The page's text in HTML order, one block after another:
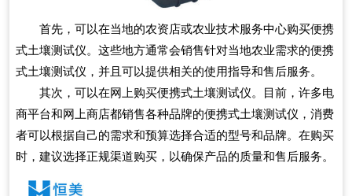
首先，可以在当地的农资店或农业技术服务中心购买便携
式土壤测试仪。这些地方通常会销售针对当地农业需求的便携
式土壤测试仪，并且可以提供相关的使用指导和售后服务。
其次，可以在网上购买便携式土壤测试仪。目前，许多电
商平台和网上商店都销售各种品牌的便携式土壤测试仪，消费
者可以根据自己的需求和预算选择合适的型号和品牌。在购买
时，建议选择正规渠道购买，以确保产品的质量和售后服务。